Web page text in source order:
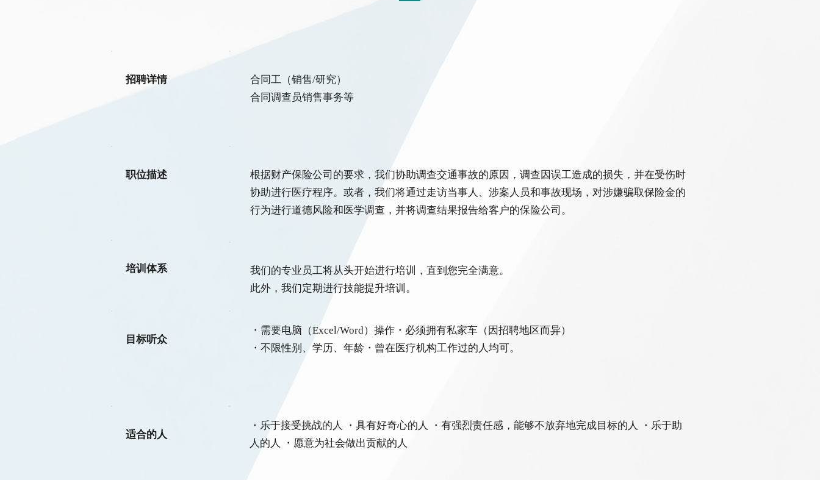
招聘详情
合同工（销售/研究）
合同调查员销售事务等
职位描述
根据财产保险公司的要求，我们协助调查交通事故的原因，调查因误工造成的损失，并在受伤时
协助进行医疗程序。或者，我们将通过走访当事人、涉案人员和事故现场，对涉嫌骗取保险金的
行为进行道德风险和医学调查，并将调查结果报告给客户的保险公司。
培训体系
我们的专业员工将从头开始进行培训，直到您完全满意。
此外，我们定期进行技能提升培训。
目标听众
・需要电脑（Excel/Word）操作・必须拥有私家车（因招聘地区而异）
・不限性别、学历、年龄・曾在医疗机构工作过的人均可。
适合的人
・乐于接受挑战的人 ・具有好奇心的人 ・有强烈责任感，能够不放弃地完成目标的人 ・乐于助
人的人 ・愿意为社会做出贡献的人